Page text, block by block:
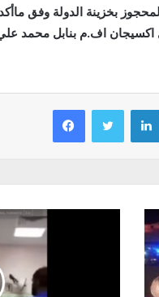
بخزينة الدولة وفق
Facebook Twitter